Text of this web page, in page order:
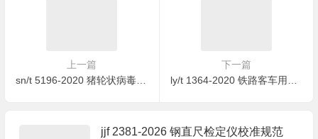
上一篇
sn/t 5196-2020 猪轮状病毒感染检疫技术规范
下一篇
jjf 2381-2026 钢直尺检定仪校准规范